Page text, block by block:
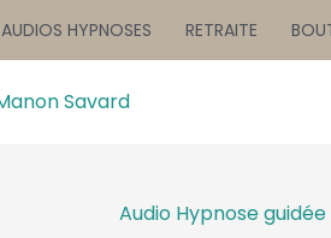
AUDIOS HYPNOSES RETRAITE
Audio Hypnose
quantité